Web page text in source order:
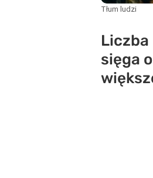
Tłum ludzi
sięga